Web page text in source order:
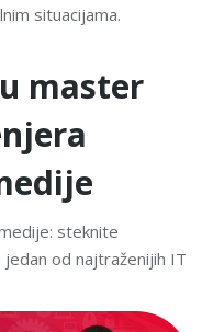
situacijama.
master
steknite
od najtraženijih IT